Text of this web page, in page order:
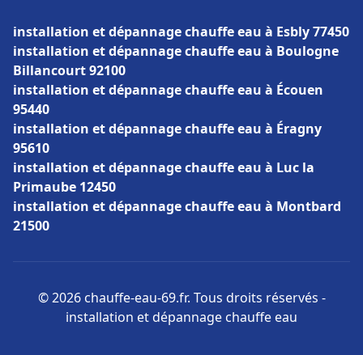
installation et dépannage chauffe eau à Esbly 77450
installation et dépannage chauffe eau à Boulogne
Billancourt 92100
installation et dépannage chauffe eau à Écouen
95440
installation et dépannage chauffe eau à Éragny
95610
installation et dépannage chauffe eau à Luc la
Primaube 12450
installation et dépannage chauffe eau à Montbard
21500
© 2026 chauffe-eau-69.fr. Tous droits réservés -
installation et dépannage chauffe eau